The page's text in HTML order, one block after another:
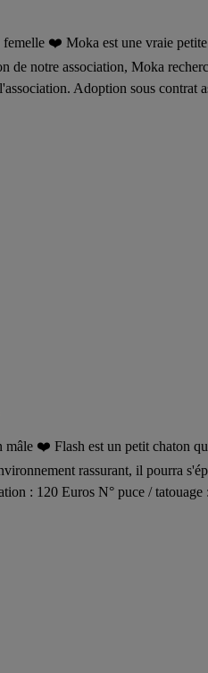
❤️ Moka est une vraie
de notre association, Moka
Adoption sous
❤️ Flash est un petit chaton
rassurant, il pourra
: 120 Euros N° puce /